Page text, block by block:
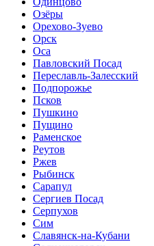
Озёры
Орехово-Зуево
Орск
Оса
Павловский Посад
Переславль-Залесский
Подпорожье
Псков
Пушкино
Пущино
Раменское
Реутов
Ржев
Рыбинск
Сарапул
Сергиев Посад
Серпухов
Сим
Славянск-на-Кубани